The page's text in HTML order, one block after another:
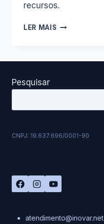
recursos.
LER MAIS NOVOS
Pesquisar
CNPJ: 19.637.696/0001-90
atendimento@inovar.net